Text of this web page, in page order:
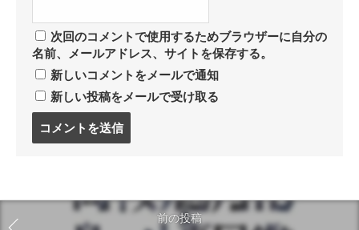
次回のコメントで使用するためブラウザーに自分の
名前、メールアドレス、サイトを保存する。
新しいコメントをメールで通知
新しい投稿をメールで受け取る
る
前の投稿